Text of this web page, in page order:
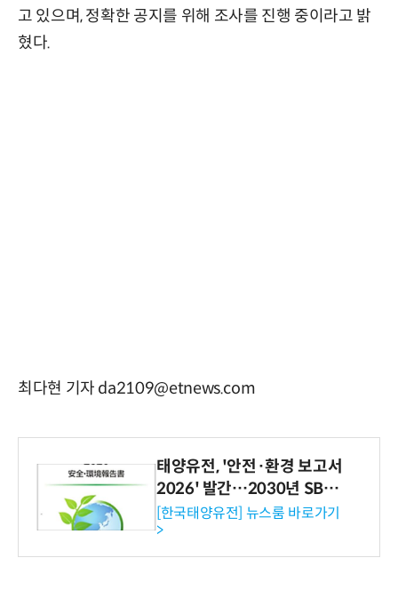
고 있으며, 정확한 공지를 위해 조사를 진행 중이라고 밝
혔다.
최다현 기자 da2109@etnews.com
태양유전, '안전·환경 보고서
2026' 발간…2030년 SBT
수준 온실가스 감축 추진
[한국태양유전] 뉴스룸 바로가기
>